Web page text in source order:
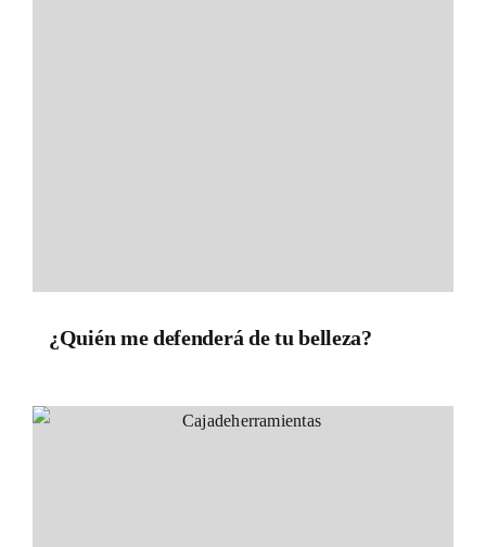
¿Quién me defenderá de tu belleza?